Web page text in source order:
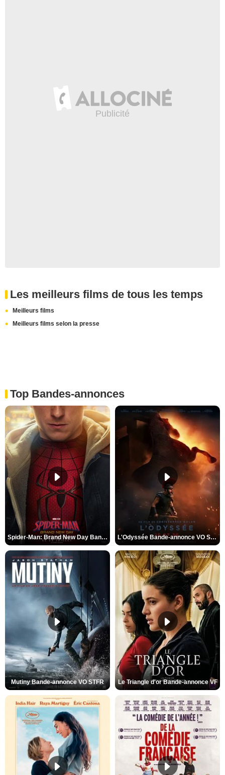
Les meilleurs films de tous les temps
Meilleurs films
Meilleurs films selon la presse
Top Bandes-annonces
Spider-Man: Brand New Day Bande-annonce VO STFR L'Odyssée Bande-annonce VO STFR
Mutiny Bande-annonce VO STFR Le Triangle d'or Bande-annonce VF